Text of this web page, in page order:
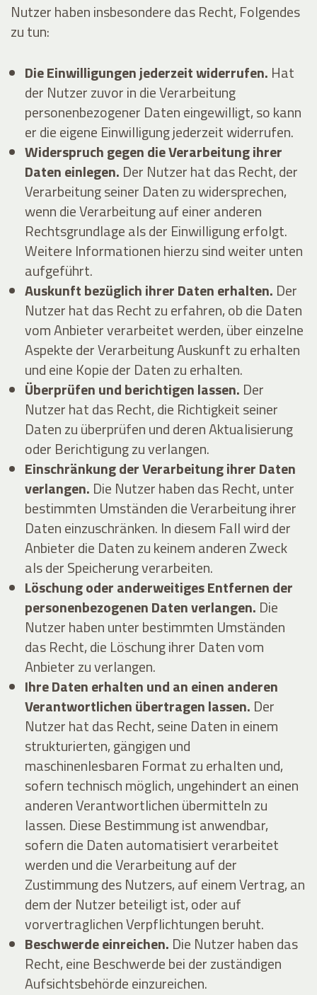
Nutzer haben insbesondere das Recht, Folgendes
zu tun:
Die Einwilligungen jederzeit widerrufen. Hat
der Nutzer zuvor in die Verarbeitung
personenbezogener Daten eingewilligt, so kann
er die eigene Einwilligung jederzeit widerrufen.
Widerspruch gegen die Verarbeitung ihrer
Daten einlegen. Der Nutzer hat das Recht, der
Verarbeitung seiner Daten zu widersprechen,
wenn die Verarbeitung auf einer anderen
Rechtsgrundlage als der Einwilligung erfolgt.
Weitere Informationen hierzu sind weiter unten
aufgeführt.
Auskunft bezüglich ihrer Daten erhalten. Der
Nutzer hat das Recht zu erfahren, ob die Daten
vom Anbieter verarbeitet werden, über einzelne
Aspekte der Verarbeitung Auskunft zu erhalten
und eine Kopie der Daten zu erhalten.
Überprüfen und berichtigen lassen. Der
Nutzer hat das Recht, die Richtigkeit seiner
Daten zu überprüfen und deren Aktualisierung
oder Berichtigung zu verlangen.
Einschränkung der Verarbeitung ihrer Daten
verlangen. Die Nutzer haben das Recht, unter
bestimmten Umständen die Verarbeitung ihrer
Daten einzuschränken. In diesem Fall wird der
Anbieter die Daten zu keinem anderen Zweck
als der Speicherung verarbeiten.
Löschung oder anderweitiges Entfernen der
personenbezogenen Daten verlangen. Die
Nutzer haben unter bestimmten Umständen
das Recht, die Löschung ihrer Daten vom
Anbieter zu verlangen.
Ihre Daten erhalten und an einen anderen
Verantwortlichen übertragen lassen. Der
Nutzer hat das Recht, seine Daten in einem
strukturierten, gängigen und
maschinenlesbaren Format zu erhalten und,
sofern technisch möglich, ungehindert an einen
anderen Verantwortlichen übermitteln zu
lassen. Diese Bestimmung ist anwendbar,
sofern die Daten automatisiert verarbeitet
werden und die Verarbeitung auf der
Zustimmung des Nutzers, auf einem Vertrag, an
dem der Nutzer beteiligt ist, oder auf
vorvertraglichen Verpflichtungen beruht.
Beschwerde einreichen. Die Nutzer haben das
Recht, eine Beschwerde bei der zuständigen
Aufsichtsbehörde einzureichen.